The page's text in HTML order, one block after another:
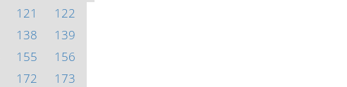
121
122
138
139
155
156
172
173